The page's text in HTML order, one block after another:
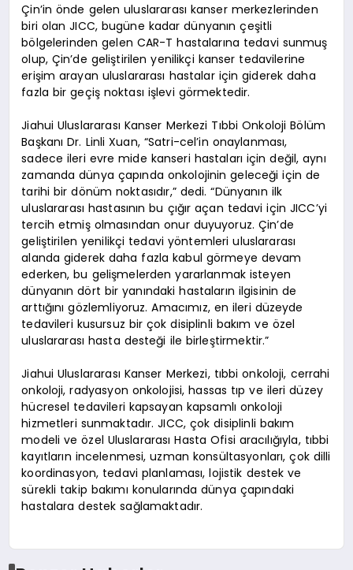
Çin’in önde gelen uluslararası kanser merkezlerinden
biri olan JICC, bugüne kadar dünyanın çeşitli
bölgelerinden gelen CAR-T hastalarına tedavi sunmuş
olup, Çin’de geliştirilen yenilikçi kanser tedavilerine
erişim arayan uluslararası hastalar için giderek daha
fazla bir geçiş noktası işlevi görmektedir.
Jiahui Uluslararası Kanser Merkezi Tıbbi Onkoloji Bölüm
Başkanı Dr. Linli Xuan, “Satri-cel’in onaylanması,
sadece ileri evre mide kanseri hastaları için değil, aynı
zamanda dünya çapında onkolojinin geleceği için de
tarihi bir dönüm noktasıdır,” dedi. “Dünyanın ilk
uluslararası hastasının bu çığır açan tedavi için JICC’yi
tercih etmiş olmasından onur duyuyoruz. Çin’de
geliştirilen yenilikçi tedavi yöntemleri uluslararası
alanda giderek daha fazla kabul görmeye devam
ederken, bu gelişmelerden yararlanmak isteyen
dünyanın dört bir yanındaki hastaların ilgisinin de
arttığını gözlemliyoruz. Amacımız, en ileri düzeyde
tedavileri kusursuz bir çok disiplinli bakım ve özel
uluslararası hasta desteği ile birleştirmektir.”
Jiahui Uluslararası Kanser Merkezi, tıbbi onkoloji, cerrahi
onkoloji, radyasyon onkolojisi, hassas tıp ve ileri düzey
hücresel tedavileri kapsayan kapsamlı onkoloji
hizmetleri sunmaktadır. JICC, çok disiplinli bakım
modeli ve özel Uluslararası Hasta Ofisi aracılığıyla, tıbbi
kayıtların incelenmesi, uzman konsültasyonları, çok dilli
koordinasyon, tedavi planlaması, lojistik destek ve
sürekli takip bakımı konularında dünya çapındaki
hastalara destek sağlamaktadır.